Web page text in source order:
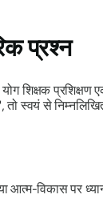
प्रश्न
शिक्षक
तो स्वयं से
आत्म-विकास पर